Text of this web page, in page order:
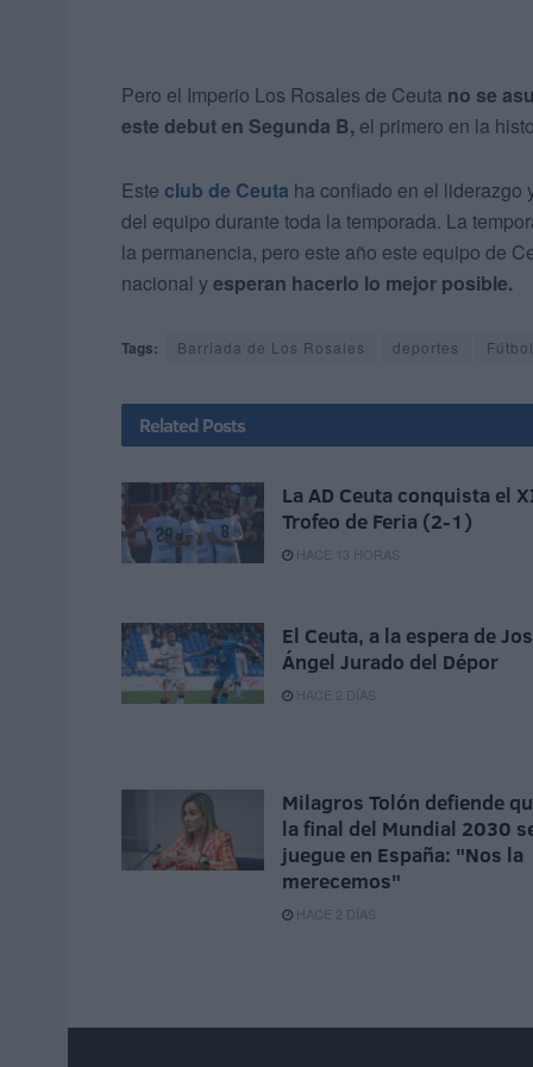
Pero el Imperio Los Rosales de Ceuta no se
este debut en Segunda B, el primero en la
Este club de Ceuta ha confiado en el liderazgo
del equipo durante toda la temporada. La
la permanencia, pero este año este equipo de
nacional yesperan hacerlo lo mejor posible.
Tags: Barriada de Los Rosales deportes
Related Posts
La AD Ceuta conquista el
Trofeo de Feria (2-1)
HACE 13 HORAS
El Ceuta, a la espera de
Ángel Jurado del Dépor
HACE 2 DÍAS
Milagros Tolón defiende
la final del Mundial 2030
juegue en España: "Nos la
merecemos"
HACE 2 DÍAS